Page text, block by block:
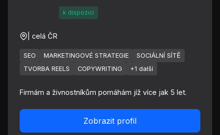
k dispozici
| celá ČR
SEO MARKETINGOVÉ STRATEGIE
SOCIÁLNÍ SÍTĚ
TVORBA REELS
COPYWRITING +1 další
Firmám a živnostníkům pomáhám jíž více jak 5 let.
Zobrazit profil